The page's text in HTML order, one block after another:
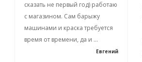
сказать не первый год) работаю
с магазином. Сам барыжу
машинами и краска требуется
время от времени, да и ...
Евгений